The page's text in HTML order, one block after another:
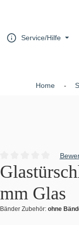
Service/Hilfe
Home
Durchschnittliche
mm Glas
Bänder Zubehör: ohne